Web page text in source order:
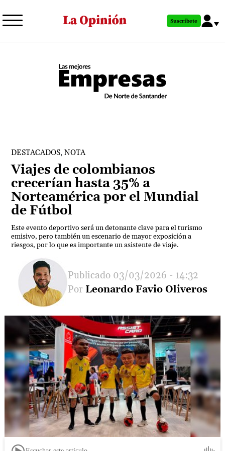
al
principal
Suscríbete
DESTACADOS,NOTA
Viajes de colombianos
crecerían hasta 35% a
Norteamérica por el Mundial
de Fútbol
Este evento deportivo será un detonante clave para el turismo
emisivo, pero también un escenario de mayor exposición a
riesgos, por lo que es importante un asistente de viaje.
03/03/2026 - 14:32
Leonardo Favio Oliveros